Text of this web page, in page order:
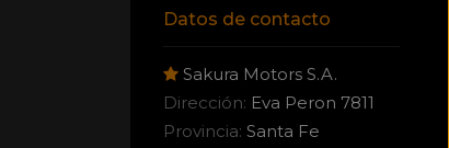
Datos de contacto
Sakura Motors S.A.
Dirección: Eva Peron 7811
Provincia:Santa Fe